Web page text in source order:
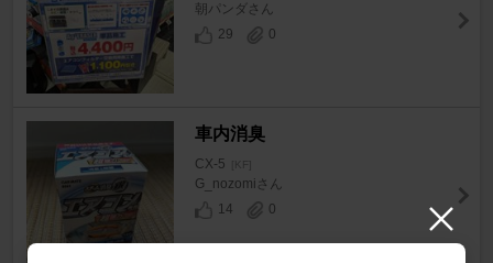
朝パンダさん
29
0
車内消臭
CX-5 [KF]
G_nozomiさん
14
0